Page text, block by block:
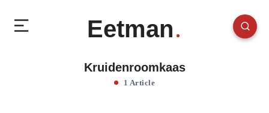
Eetman
Kruidenroomkaas
1 Article